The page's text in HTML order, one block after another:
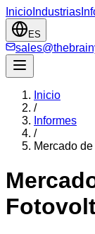
Inicio Industrias
ES
Inicio
/
Informes
/
Mercado